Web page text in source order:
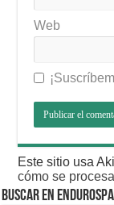
Web
Este sitio usa
cómo se
BUSCAR EN